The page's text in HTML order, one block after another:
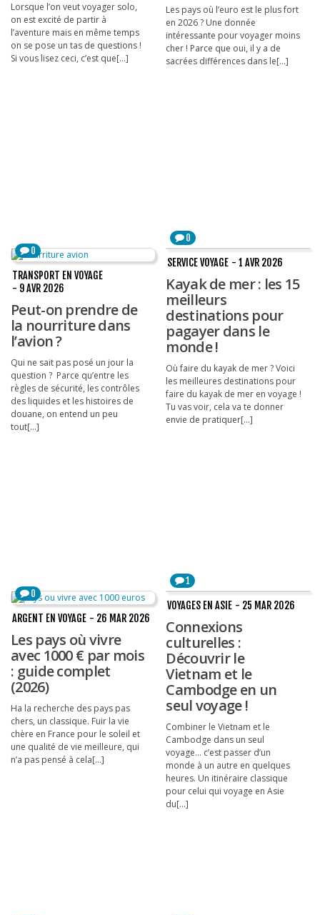
Louer une voiture !
Mes guides voyage
L’auteur
Lorsque l’on veut voyager solo,
on est excité de partir à
l’aventure mais en même temps
on se pose un tas de questions !
Si vous lisez ceci, c’est que[...]
Les pays où l’euro est le plus fort
en 2026 ? Une donnée
intéressante pour voyager moins
cher ! Parce que oui, il y a de
sacrées différences dans le[...]
0
TRANSPORT EN VOYAGE
- 9 AVR 2026
Peut-on prendre de
la nourriture dans
l’avion ?
Qui ne sait pas posé un jour la
question ? Parce qu’entre les
règles de sécurité, les contrôles
des liquides et les histoires de
douane, on entend un peu
tout[...]
0
SERVICE VOYAGE - 1 AVR 2026
Kayak de mer : les 15
meilleurs
destinations pour
pagayer dans le
monde !
Où faire du kayak de mer ? Voici
les meilleures destinations pour
faire du kayak de mer en voyage !
Tu vas voir, cela va te donner
envie de pratiquer[...]
0
ARGENT EN VOYAGE - 26 MAR 2026
Les pays où vivre
avec 1000 € par mois
: guide complet
(2026)
Ha la recherche des pays pas
chers, un classique. Fuir la vie
chère en France pour le soleil et
une qualité de vie meilleure, qui
n’a pas pensé à cela[...]
1
VOYAGES EN ASIE - 25 MAR 2026
Connexions
culturelles :
Découvrir le
Vietnam et le
Cambodge en un
seul voyage !
Combiner le Vietnam et le
Cambodge dans un seul
voyage… c’est passer d’un
monde à un autre en quelques
heures. Un itinéraire classique
pour celui qui voyage en Asie
du[...]